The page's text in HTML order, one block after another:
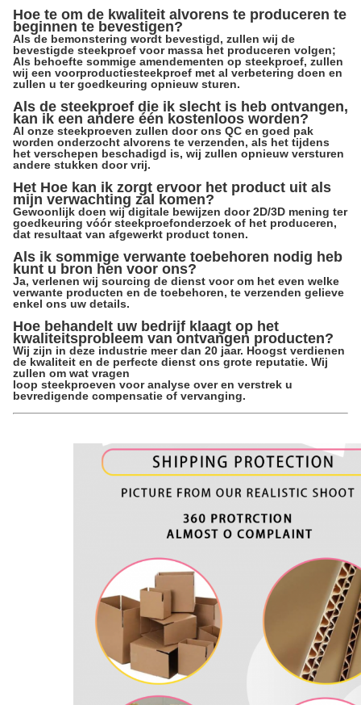
Hoe te om de kwaliteit alvorens te produceren te
beginnen te bevestigen?
Als de bemonstering wordt bevestigd, zullen wij de
bevestigde steekproef voor massa het produceren volgen;
Als behoefte sommige amendementen op steekproef, zullen
wij een voorproductiesteekproef met al verbetering doen en
zullen u ter goedkeuring opnieuw sturen.
Als de steekproef die ik slecht is heb ontvangen,
kan ik een andere één kostenloos worden?
Al onze steekproeven zullen door ons QC en goed pak
worden onderzocht alvorens te verzenden, als het tijdens
het verschepen beschadigd is, wij zullen opnieuw versturen
andere stukken door vrij.
Het Hoe kan ik zorgt ervoor het product uit als
mijn verwachting zal komen?
Gewoonlijk doen wij digitale bewijzen door 2D/3D mening ter
goedkeuring vóór steekproefonderzoek of het produceren,
dat resultaat van afgewerkt product tonen.
Als ik sommige verwante toebehoren nodig heb
kunt u bron hen voor ons?
Ja, verlenen wij sourcing de dienst voor om het even welke
verwante producten en de toebehoren, te verzenden gelieve
enkel ons uw details.
Hoe behandelt uw bedrijf klaagt op het
kwaliteitsprobleem van ontvangen producten?
Wij zijn in deze industrie meer dan 20 jaar. Hoogst verdienen
de kwaliteit en de perfecte dienst ons grote reputatie. Wij
zullen om wat vragen
loop steekproeven voor analyse over en verstrek u
bevredigende compensatie of vervanging.